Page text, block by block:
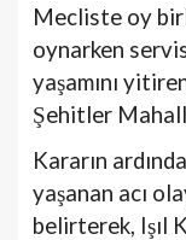
Mecliste oy
oynarken
yaşamını
Şehitler
Kararın
yaşanan acı
belirterek, Işıl